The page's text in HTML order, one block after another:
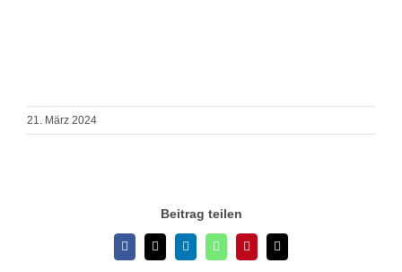
21. März 2024
Beitrag teilen
Facebook
X LinkedInWhatsAppPinterest
E-
Mail